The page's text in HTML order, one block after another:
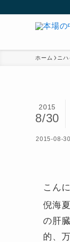
ホーム ニ
2015
8/30
2015-08-30
こん
倪海
の肝
的、